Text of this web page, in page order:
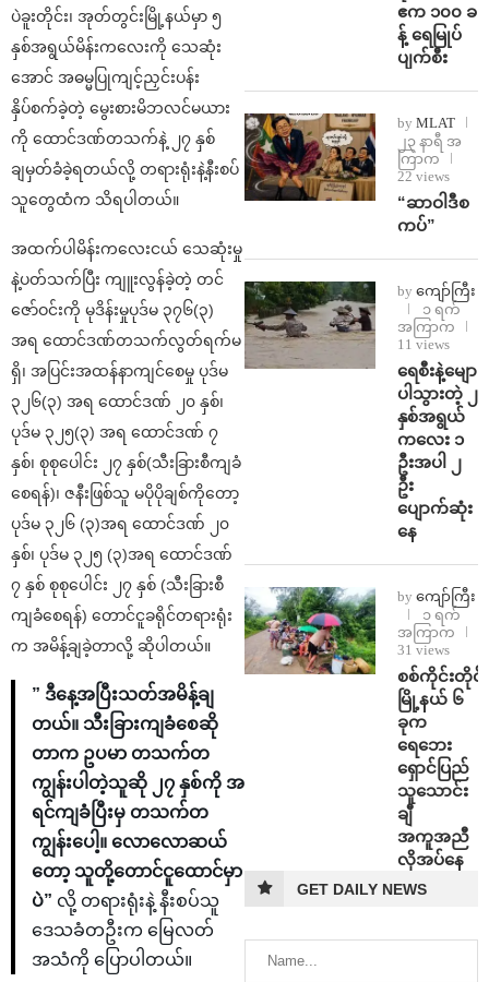
ပဲခူးတိုင်း၊ အုတ်တွင်းမြို့နယ်မှာ ၅
နှစ်အရွယ်မိန်းကလေးကို သေဆုံး
အောင် အဓမ္မပြုကျင့်ညှင်းပန်း
နှိပ်စက်ခဲ့တဲ့ မွေးစားမိဘလင်မယား
ကို ထောင်ဒဏ်တသက်နဲ့ ၂၇ နှစ်
ချမှတ်ခံခဲ့ရတယ်လို့ တရားရုံးနဲ့နီးစပ်
သူတွေထံက သိရပါတယ်။
အထက်ပါမိန်းကလေးငယ် သေဆုံးမှု
နဲ့ပတ်သက်ပြီး ကျူးလွန်ခဲ့တဲ့ တင်
ဇော်ဝင်းကို မုဒိန်းမှုပုဒ်မ ၃၇၆(၃)
အရ ထောင်ဒဏ်တသက်လွတ်ရက်မ
ရှိ၊ အပြင်းအထန်နာကျင်စေမှု ပုဒ်မ
၃၂၆(၃) အရ ထောင်ဒဏ် ၂၀ နှစ်၊
ပုဒ်မ ၃၂၅(၃) အရ ထောင်ဒဏ် ၇
နှစ်၊ စုစုပေါင်း ၂၇ နှစ်(သီးခြားစီကျခံ
စေရန်)၊ ဇနီးဖြစ်သူ မပိုပိုချစ်ကိုတော့
ပုဒ်မ ၃၂၆ (၃)အရ ထောင်ဒဏ် ၂၀
နှစ်၊ ပုဒ်မ ၃၂၅ (၃)အရ ထောင်ဒဏ်
၇ နှစ် စုစုပေါင်း ၂၇ နှစ် (သီးခြားစီ
ကျခံစေရန်) တောင်ငူခရိုင်တရားရုံး
က အမိန့်ချခဲ့တာလို့ ဆိုပါတယ်။
” ဒီနေ့အပြီးသတ်အမိန့်ချ
တယ်။ သီးခြားကျခံစေဆို
တာက ဥပမာ တသက်တ
ကျွန်းပါတဲ့သူဆို ၂၇ နှစ်ကို အ
ရင်ကျခံပြီးမှ တသက်တ
ကျွန်းပေါ့။ လောလောဆယ်
တော့ သူတို့တောင်ငူထောင်မှာ
ပဲ” လို့ တရားရုံးနဲ့ နီးစပ်သူ
ဒေသခံတဦးက မြေလတ်
အသံကို ပြောပါတယ်။
ဧက ၁၀၀ ခ
န့် ရေမြုပ်
ပျက်စီး
by MLAT
၂၃ နာရီ အ
ကြာက
22 views
“ဆာဝါဒီစ
ကပ်”
by ကျော်ကြီး
၁ ရက်
အကြာက
11 views
ရေစီးနဲ့မျော
ပါသွားတဲ့ ၂
နှစ်အရွယ်
ကလေး ၁
ဦးအပါ ၂
ဦး
ပျောက်ဆုံး
နေ
by ကျော်ကြီး
၁ ရက်
အကြာက
31 views
စစ်ကိုင်းတိုင်း
မြို့နယ် ၆
ခုက
ရေဘေး
ရှောင်ပြည်
သူသောင်း
ချီ
အကူအညီ
လိုအပ်နေ
GET DAILY NEWS